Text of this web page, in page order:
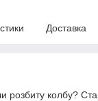
Доставка
розбиту колбу?